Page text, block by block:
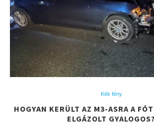
Kék fény
HOGYAN KERÜLT AZ M3-ASRA A
ELGÁZOLT GYALOGOS?